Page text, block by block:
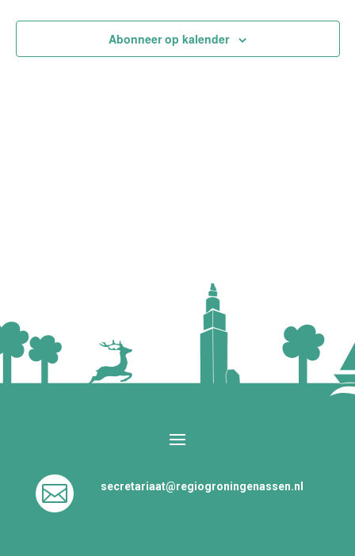
Abonneer op kalender
 secretariaat@regiogroningenassen.nl